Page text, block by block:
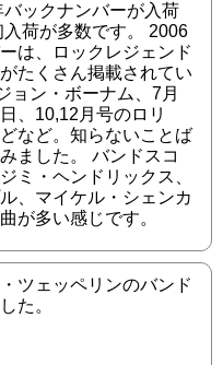
バックナンバーが入荷
入荷が多数です。 2006
は、ロックレジェンド
たくさん掲載されてい
ョン・ボーナム、7月
、10,12月号のロリ
など。知らないことば
ました。 バンドスコ
ミ・ヘンドリックス、
、マイケル・シェンカ
が多い感じです。
ツェッペリンのバンド
た。